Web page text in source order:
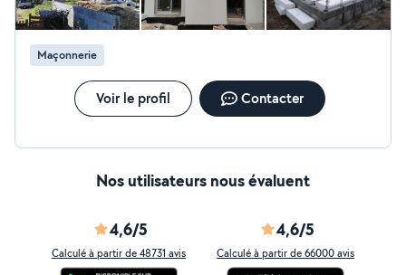
Maçonnerie
Voir le profil Contacter
Nos utilisateurs nous évaluent
4,6/5
Calculé à partir de 48731 avis
4,6/5
Calculé à partir de 66000 avis